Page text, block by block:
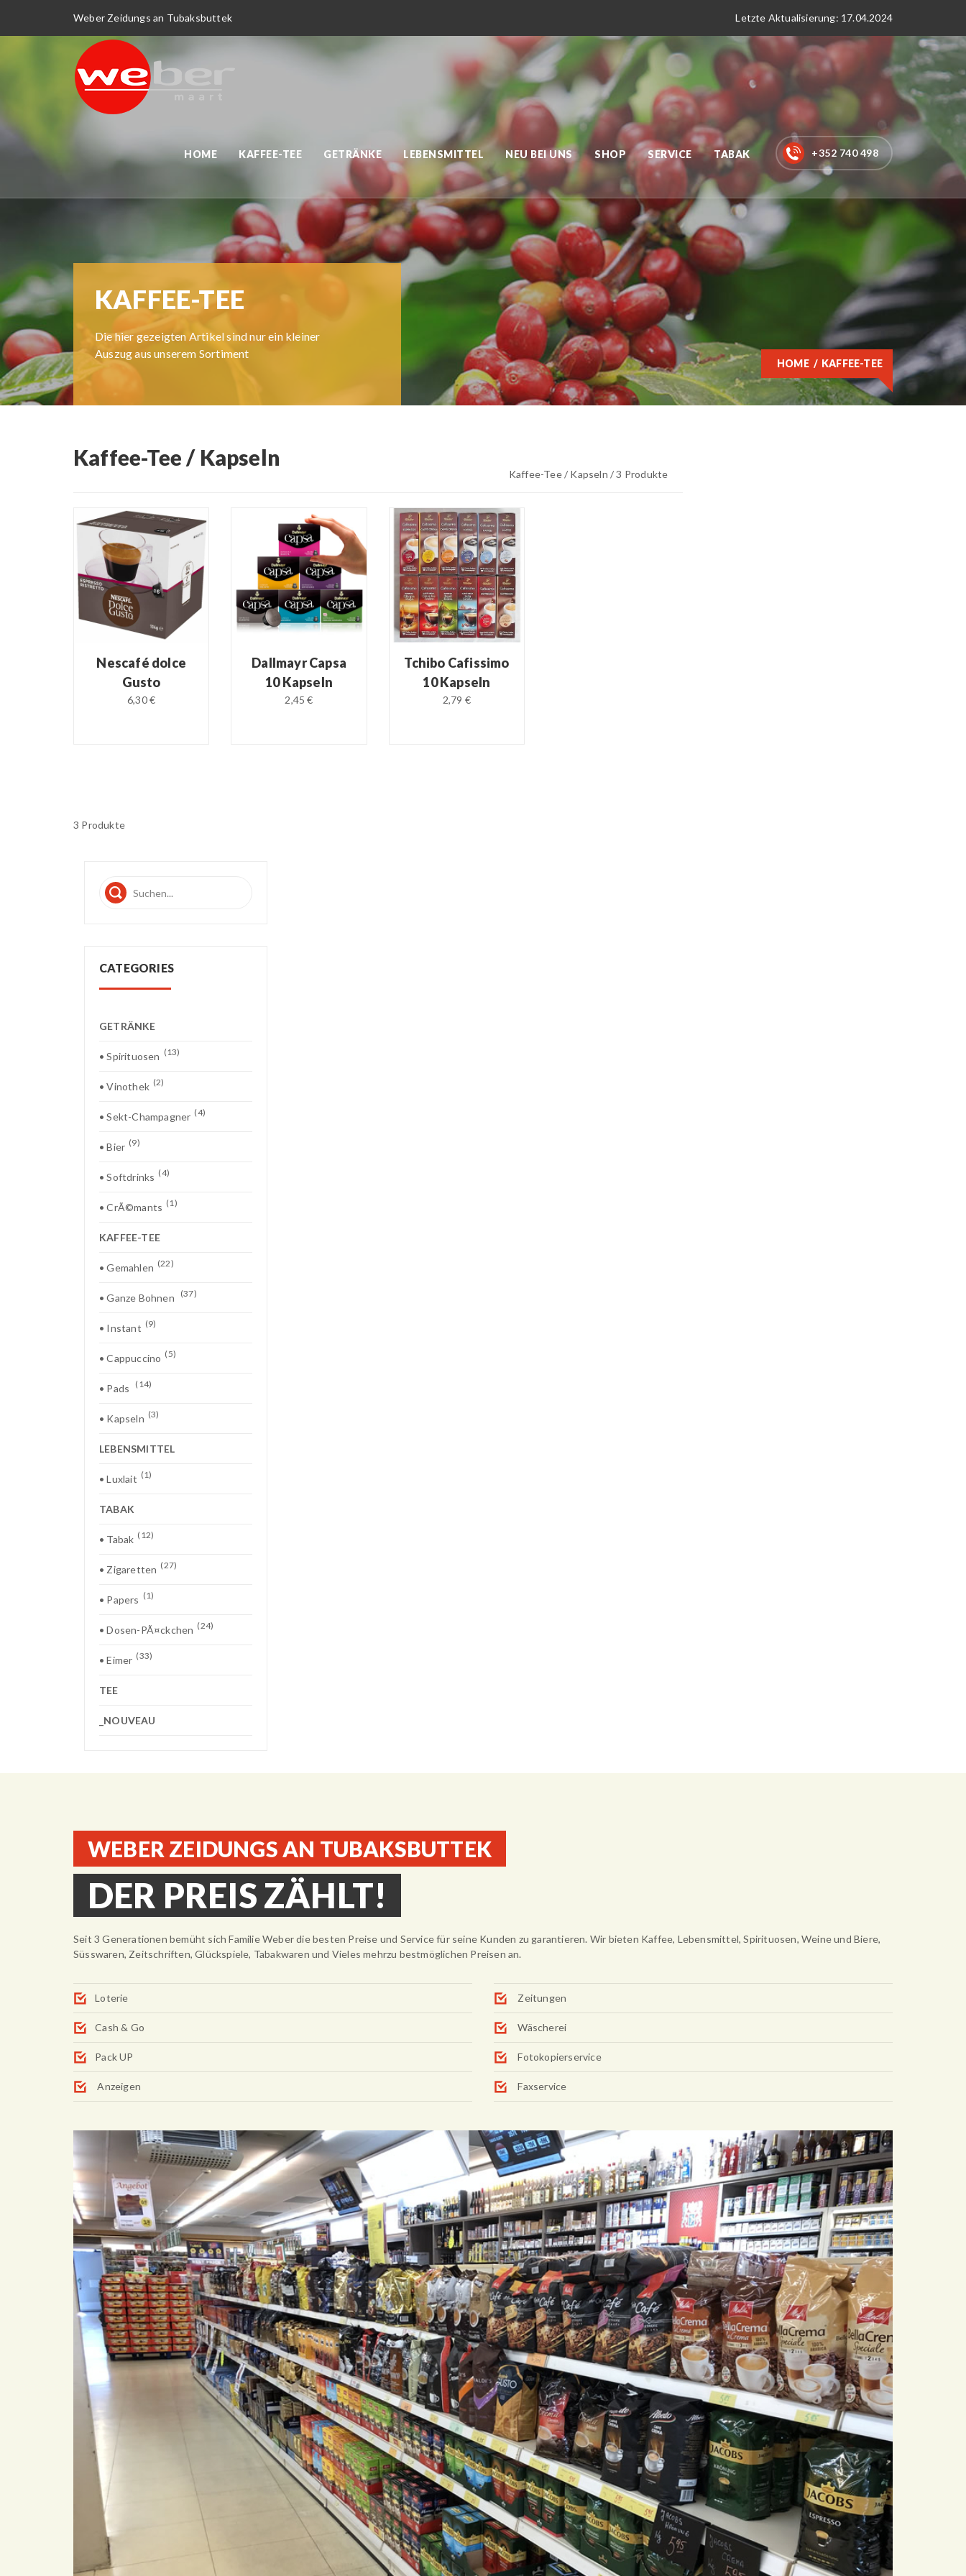
Weber Zeidungs an Tubaksbuttek Letzte Aktualisierung: 17.04.2024
HOME KAFFEE-TEE GETRÄNKE LEBENSMITTEL NEU BEI UNS SHOP SERVICE TABAK +352 740 498
KAFFEE-TEE
Die hier gezeigten Artikel sind nur ein kleiner
Auszug aus unserem Sortiment
HOME KAFFEE-TEE
Kaffee-Tee / Kapseln
Kaffee-Tee / Kapseln / 3 Produkte
READ MORE
Nescafé dolce
Gusto
6,30 €
READ MORE
Dallmayr Capsa
10 Kapseln
2,45 €
READ MORE
Tchibo Cafissimo
10 Kapseln
2,79 €
3 Produkte
CATEGORIES
GETRÄNKE
• Spirituosen (13)
• Vinothek (2)
• Sekt-Champagner (4)
• Bier (9)
• Softdrinks (4)
• CrÃ©mants (1)
KAFFEE-TEE
• Gemahlen (22)
• Ganze Bohnen (37)
• Instant (9)
• Cappuccino (5)
• Pads (14)
• Kapseln (3)
LEBENSMITTEL
• Luxlait (1)
TABAK
• Tabak (12)
• Zigaretten (27)
• Papers (1)
• Dosen-PÃ¤ckchen (24)
• Eimer (33)
TEE
_NOUVEAU
WEBER ZEIDUNGS AN TUBAKSBUTTEK
DER PREIS ZÄHLT!
Seit 3 Generationen bemüht sich Familie Weber die besten Preise und Service für seine Kunden zu garantieren. Wir bieten Kaffee, Lebensmittel, Spirituosen, Weine und Biere,
Süsswaren, Zeitschriften, Glückspiele, Tabakwaren und Vieles mehrzu bestmöglichen Preisen an.
Loterie
Cash & Go
Pack UP
Anzeigen
Zeitungen
Wäscherei
Fotokopierservice
Faxservice